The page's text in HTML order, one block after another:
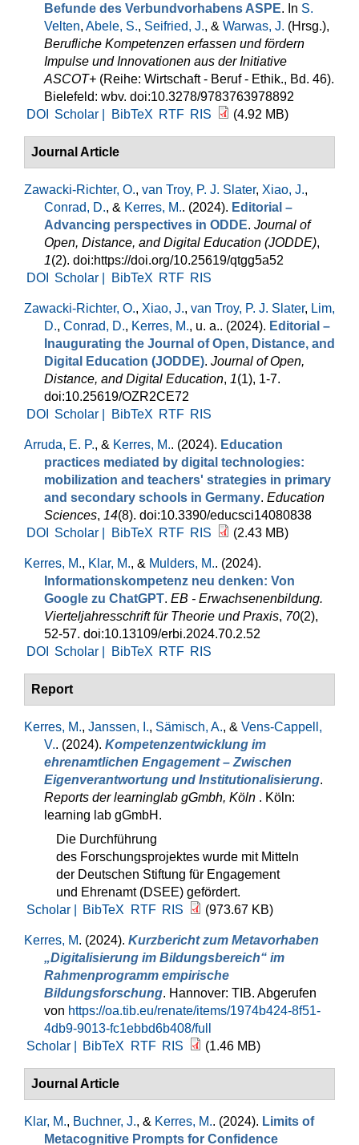
Befunde des Verbundvorhabens ASPE. In S.
Velten, Abele, S., Seifried, J., & Warwas, J. (Hrsg.),
Berufliche Kompetenzen erfassen und fördern
Impulse und Innovationen aus der Initiative
ASCOT+ (Reihe: Wirtschaft - Beruf - Ethik., Bd. 46).
Bielefeld: wbv. doi:10.3278/9783763978892
DOI
Scholar | BibTeX RTF RIS (4.92 MB)
Journal Article
Zawacki-Richter, O., van Troy, P. J. Slater, Xiao, J.,
Conrad, D., & Kerres, M.. (2024). Editorial –
Advancing perspectives in ODDE. Journal of
Open, Distance, and Digital Education (JODDE),
1(2). doi:https://doi.org/10.25619/qtgg5a52
DOI
Scholar | BibTeX RTF RIS
Zawacki-Richter, O., Xiao, J., van Troy, P. J. Slater, Lim,
D., Conrad, D., Kerres, M., u. a.. (2024). Editorial –
Inaugurating the Journal of Open, Distance, and
Digital Education (JODDE). Journal of Open,
Distance, and Digital Education, 1(1), 1-7.
doi:10.25619/OZR2CE72
DOI
Scholar | BibTeX RTF RIS
Arruda, E. P., & Kerres, M.. (2024). Education
practices mediated by digital technologies:
mobilization and teachers' strategies in primary
and secondary schools in Germany. Education
Sciences, 14(8). doi:10.3390/educsci14080838
DOI
Scholar | BibTeX RTF RIS (2.43 MB)
Kerres, M., Klar, M., & Mulders, M.. (2024).
Informationskompetenz neu denken: Von
Google zu ChatGPT. EB - Erwachsenenbildung.
Vierteljahresschrift für Theorie und Praxis, 70(2),
52-57. doi:10.13109/erbi.2024.70.2.52
DOI
Scholar | BibTeX RTF RIS
Report
Kerres, M., Janssen, I., Sämisch, A., & Vens-Cappell,
V.. (2024). Kompetenzentwicklung im
ehrenamtlichen Engagement – Zwischen
Eigenverantwortung und Institutionalisierung.
Reports der learninglab gGmbh, Köln . Köln:
learning lab gGmbH.
Die Durchführung
des Forschungsprojektes wurde mit Mitteln
der Deutschen Stiftung für Engagement
und Ehrenamt (DSEE) gefördert.
Scholar |
BibTeX RTF RIS (973.67 KB)
Kerres, M. (2024). Kurzbericht zum Metavorhaben
„Digitalisierung im Bildungsbereich“ im
Rahmenprogramm empirische
Bildungsforschung. Hannover: TIB. Abgerufen
von https://oa.tib.eu/renate/items/1974b424-8f51-
4db9-9013-fc1ebbd6b408/full
Scholar |
BibTeX RTF RIS (1.46 MB)
Journal Article
Klar, M., Buchner, J., & Kerres, M.. (2024). Limits of
Metacognitive Prompts for Confidence